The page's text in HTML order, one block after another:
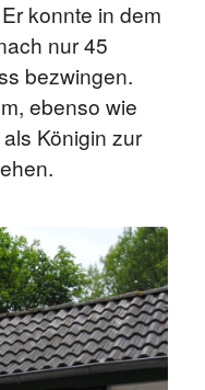
konnte in dem
nur 45
bezwingen.
ebenso wie
Königin zur